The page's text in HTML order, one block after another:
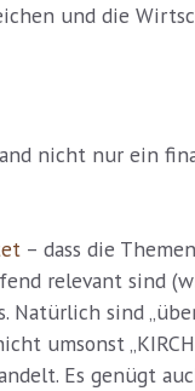
und die
nicht nur ein
– dass die
relevant sind
sind
umsonst
Es genügt